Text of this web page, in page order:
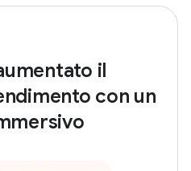
il
con un